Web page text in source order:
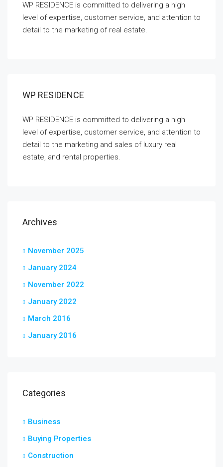
WP RESIDENCE is committed to delivering a high
level of expertise, customer service, and attention to
detail to the marketing of real estate.
WP RESIDENCE
WP RESIDENCE is committed to delivering a high
level of expertise, customer service, and attention to
detail to the marketing and sales of luxury real
estate, and rental properties.
Archives
November 2025
January 2024
November 2022
January 2022
March 2016
January 2016
Categories
Business
Buying Properties
Construction